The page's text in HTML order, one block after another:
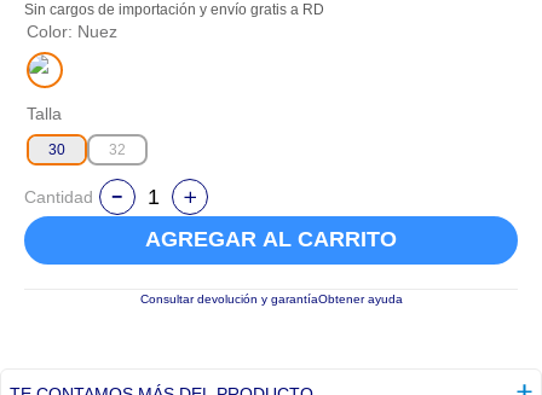
Sin cargos de importación y envío gratis a RD
Color: Nuez
Talla
30 32
Cantidad
AGREGAR AL CARRITO
Consultar devolución y garantíaObtener ayuda